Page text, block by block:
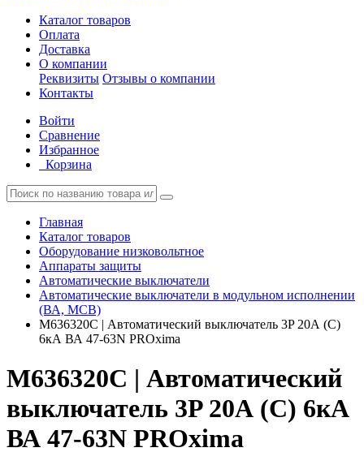
Каталог товаров
Оплата
Доставка
О компании
Реквизиты Отзывы о компании
Контакты
Войти
Сравнение
Избранное
Корзина
Главная
Каталог товаров
Оборудование низковольтное
Аппараты защиты
Автоматические выключатели
Автоматические выключатели в модульном исполнении
(ВА, MCB)
M636320C | Автоматический выключатель 3P 20А (C)
6кА ВА 47-63N PROxima
M636320C | Автоматический
выключатель 3P 20А (C) 6кА
ВА 47-63N PROxima